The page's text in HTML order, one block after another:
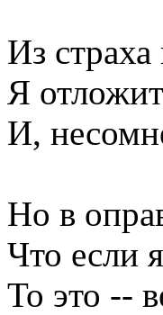
Из страха
Я
И,
Но в
Что если
То это --